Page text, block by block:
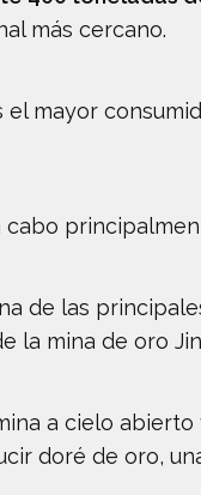
más cercano.
mayor
de las
la mina de oro
a cielo
doré de oro,